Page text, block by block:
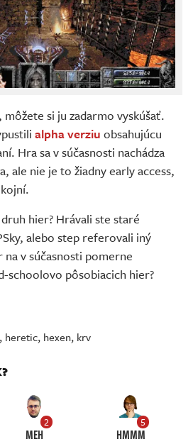
môžete si ju zadarmo vyskúšať.
alpha verziu obsahujúcu
Hra sa v súčasnosti nachádza
ale nie je to žiadny early access,
hier? Hrávali ste staré
alebo step referovali iný
na v súčasnosti pomerne
schoolovo pôsobiacich hier?
, heretic, hexen, krv
2
MEH
5
HMMM